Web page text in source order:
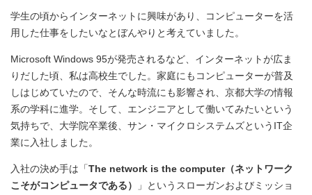
学生の頃からインターネットに興味があり、コンピューターを活
用した仕事をしたいなとぼんやりと考えていました。
Microsoft Windows 95が発売されるなど、インターネットが広ま
りだした頃、私は高校生でした。家庭にもコンピューターが普及
しはじめていたので、そんな時流にも影響され、京都大学の情報
系の学科に進学。そして、エンジニアとして働いてみたいという
気持ちで、大学院卒業後、サン・マイクロシステムズというIT企
業に入社しました。
入社の決め手は「The network is the computer（ネットワーク
こそがコンピュータである）
」というスローガンおよびミッショ